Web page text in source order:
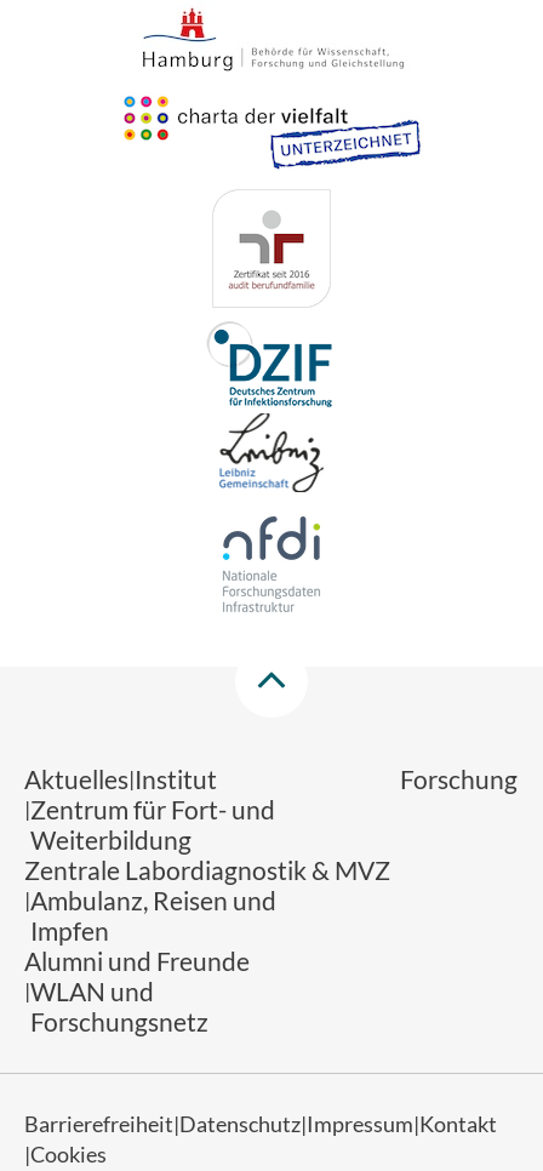
Aktuelles Institut
Forschung
Zentrum für Fort- und
Weiterbildung
Zentrale Labordiagnostik & MVZ
Ambulanz, Reisen und
Impfen
Alumni und Freunde
WLAN und
Forschungsnetz
Barrierefreiheit Datenschutz Impressum Kontakt
Cookies